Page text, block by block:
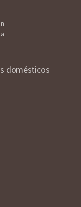
domésticos